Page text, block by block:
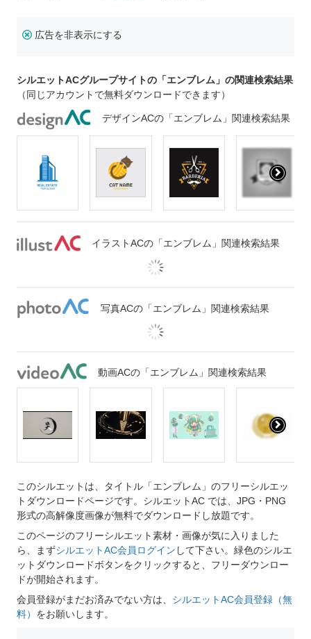
広告を非表示にする
シルエットACグループサイトの「エンブレム」の関連検索結果
（同じアカウントで無料ダウンロードできます）
デザインACの「エンブレム」関連検索結果
イラストACの「エンブレム」関連検索結果
写真ACの「エンブレム」関連検索結果
動画ACの「エンブレム」関連検索結果
このシルエットは、タイトル「エンブレム」のフリーシルエッ
トダウンロードページです。シルエットAC では、JPG・PNG
形式の高解像度画像が無料でダウンロードし放題です。
このページのフリーシルエット素材・画像が気に入りました
ら、まずシルエットAC会員ログイン して下さい。緑色のシルエ
ットダウンロードボタンをクリックすると、フリーダウンロー
ドが開始されます。
会員登録がまだお済みでない方は、 シルエットAC会員登録（無
料） をお願いします。